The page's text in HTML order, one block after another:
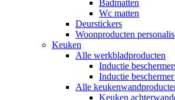
Badmatten
Wc matten
Deurstickers
Woonproducten
Keuken
Alle werkbladproducten
Inductie
Inductie
Alle
Keuken